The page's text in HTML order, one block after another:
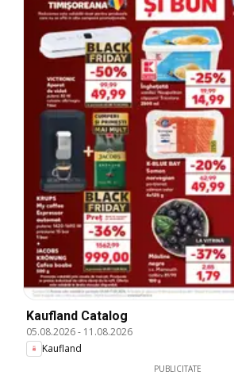
Kaufland Catalog
05.08.2026- 11.08.2026
Kaufland
PUBLICITATE